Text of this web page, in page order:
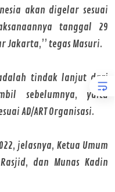
akan digelar sesuai
tanggal 29
Jakarta,’’ tegas Masuri.
tindak lanjut dari
sebelumnya, yaitu
AD/ART Organisasi.
jelasnya, Ketua Umum
dan Munas Kadin